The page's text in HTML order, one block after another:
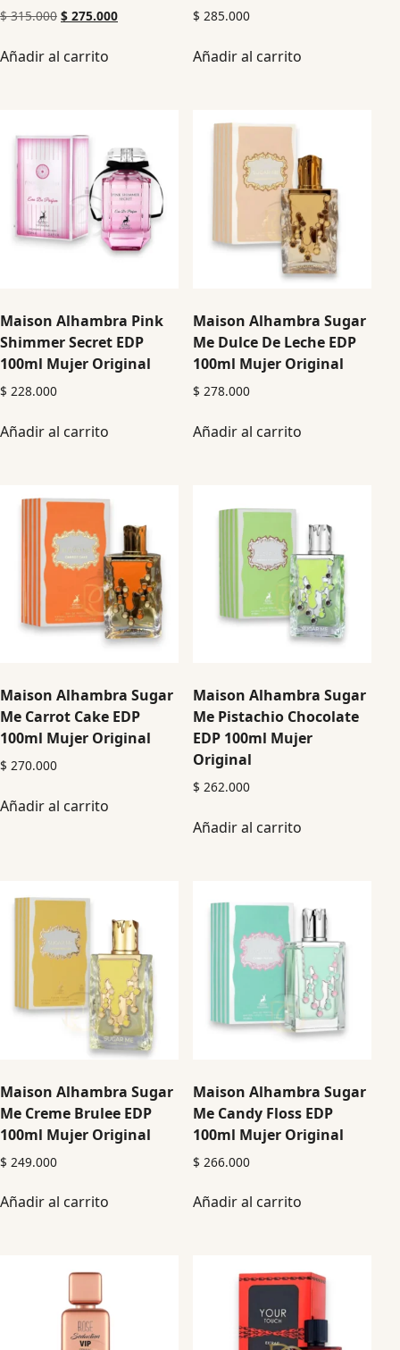
$315.000 $ 275.000
Añadir al carrito
$ 285.000
Añadir al carrito
Maison Alhambra Pink
Shimmer Secret EDP
100ml Mujer Original
$ 228.000
Añadir al carrito
Maison Alhambra Sugar
Me Dulce De Leche EDP
100ml Mujer Original
$ 278.000
Añadir al carrito
Maison Alhambra Sugar
Me Carrot Cake EDP
100ml Mujer Original
$ 270.000
Añadir al carrito
Maison Alhambra Sugar
Me Pistachio Chocolate
EDP 100ml Mujer
Original
$ 262.000
Añadir al carrito
Maison Alhambra Sugar
Me Creme Brulee EDP
100ml Mujer Original
$ 249.000
Añadir al carrito
Maison Alhambra Sugar
Me Candy Floss EDP
100ml Mujer Original
$ 266.000
Añadir al carrito